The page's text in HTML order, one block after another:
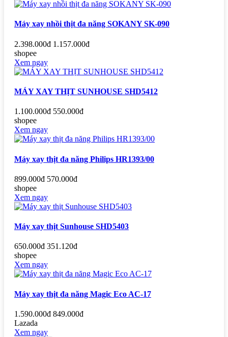
Máy xay nhồi thịt đa năng SOKANY SK-090
2.398.000đ 1.157.000đ
shopee
Xem ngay
MÁY XAY THỊT SUNHOUSE SHD5412
1.100.000đ 550.000đ
shopee
Xem ngay
Máy xay thịt đa năng Philips HR1393/00
899.000đ 570.000đ
shopee
Xem ngay
Máy xay thịt Sunhouse SHD5403
650.000đ 351.120đ
shopee
Xem ngay
Máy xay thịt đa năng Magic Eco AC-17
1.590.000đ 849.000đ
Lazada
Xem ngay